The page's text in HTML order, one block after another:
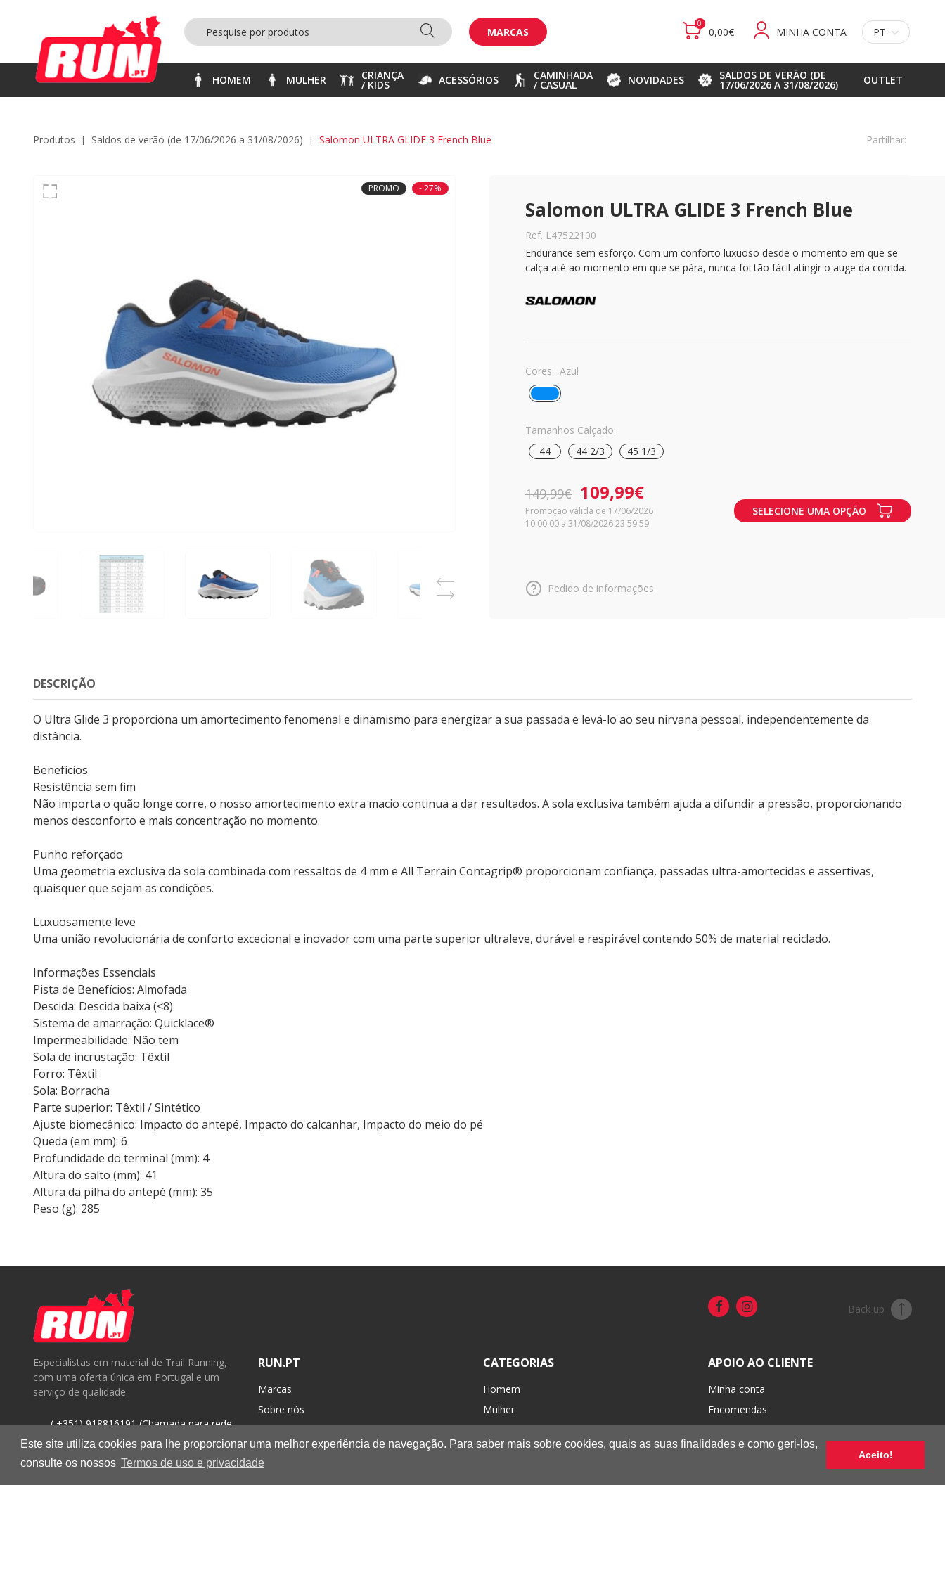
Este site utiliza cookies para lhe proporcionar uma melhor experiência de navegação. Para saber mais sobre cookies, quais as suas finalidades e como geri-los,
consulte os nossos Termos de uso e privacidade
Aceito!
MARCAS
0
0,00€ MINHA CONTA PT
HOMEM MULHER CRIANÇA
/ KIDS ACESSÓRIOS CAMINHADA
/ CASUAL NOVIDADES SALDOS DE VERÃO (DE
17/06/2026 A 31/08/2026) OUTLET
Produtos saldos de verão (de 17/06/2026 a 31/08/2026) Salomon ULTRA GLIDE 3 French Blue Partilhar:
PROMO - 27%
Salomon ULTRA GLIDE 3 French Blue
Ref. L47522100
Endurance sem esforço. Com um conforto luxuoso desde o momento em que se
calça até ao momento em que se pára, nunca foi tão fácil atingir o auge da corrida.
Cores: Azul
Tamanhos Calçado:
44
44 2/3 45 1/3
149,99€ 109,99€
Promoção válida de 17/06/2026
10:00:00 a 31/08/2026 23:59:59
SELECIONE UMA OPÇÃO
Pedido de informações
DESCRIÇÃO
O Ultra Glide 3 proporciona um amortecimento fenomenal e dinamismo para energizar a sua passada e levá-lo ao seu nirvana pessoal, independentemente da
distância.
Benefícios
Resistência sem fim
Não importa o quão longe corre, o nosso amortecimento extra macio continua a dar resultados. A sola exclusiva também ajuda a difundir a pressão, proporcionando
menos desconforto e mais concentração no momento.
Punho reforçado
Uma geometria exclusiva da sola combinada com ressaltos de 4 mm e All Terrain Contagrip® proporcionam confiança, passadas ultra-amortecidas e assertivas,
quaisquer que sejam as condições.
Luxuosamente leve
Uma união revolucionária de conforto excecional e inovador com uma parte superior ultraleve, durável e respirável contendo 50% de material reciclado.
Informações Essenciais
Pista de Benefícios: Almofada
Descida: Descida baixa (<8)
Sistema de amarração: Quicklace®
Impermeabilidade: Não tem
Sola de incrustação: Têxtil
Forro: Têxtil
Sola: Borracha
Parte superior: Têxtil / Sintético
Ajuste biomecânico: Impacto do antepé, Impacto do calcanhar, Impacto do meio do pé
Queda (em mm): 6
Profundidade do terminal (mm): 4
Altura do salto (mm): 41
Altura da pilha do antepé (mm): 35
Peso (g): 285
Back up
Especialistas em material de Trail Running,
com uma oferta única em Portugal e um
serviço de qualidade.
( +351) 918816191 (Chamada para rede
móvel nacional)
geral@run.pt
RUN.PT
Marcas
Sobre nós
CATEGORIAS
Homem
Mulher
Acessórios
APOIO AO CLIENTE
Minha conta
Encomendas
Trocas e devoluções